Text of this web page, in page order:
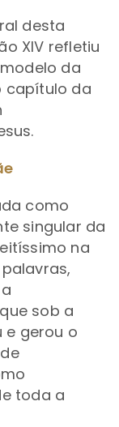
desta
XIV refletiu
da
capítulo da
como
singular da
na
sob a
e gerou o
toda a